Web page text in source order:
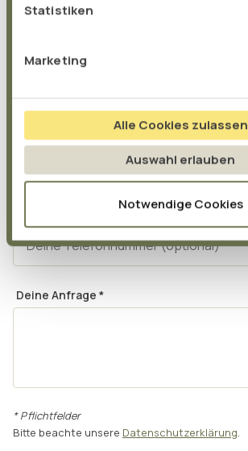
Statistiken
Marketing
Alle Cookies zulassen
Auswahl erlauben
Notwendige Cookies
Kontaktformular
Deine Anfrage *
* Pflichtfelder
Bitte beachte unsere Datenschutzerklärung